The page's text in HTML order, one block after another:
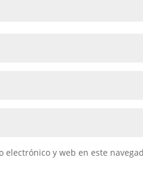
electrónico y web en este